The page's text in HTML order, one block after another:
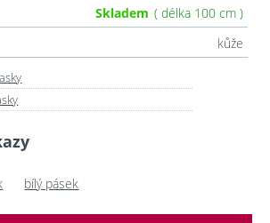
Skladem ( délka 100 cm )
kůže
bílý pásek